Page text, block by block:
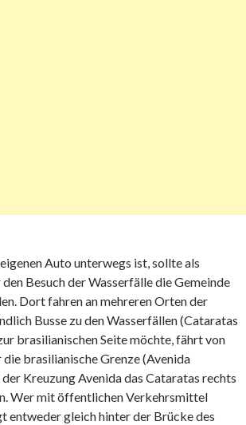
Auto unterwegs ist, sollte als
Besuch der Wasserfälle die Gemeinde
Dort fahren an mehreren Orten der
Busse zu den Wasserfällen (Cataratas
brasilianischen Seite möchte, fährt von
brasilianische Grenze (Avenida
Kreuzung Avenida das Cataratas rechts
Wer mit öffentlichen Verkehrsmittel
entweder gleich hinter der Brücke des